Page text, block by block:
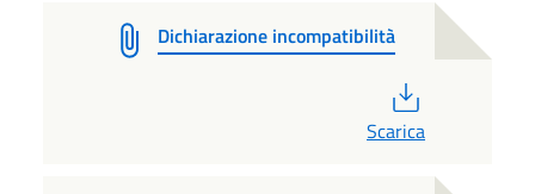
Dichiarazione incompatibilità
Scarica